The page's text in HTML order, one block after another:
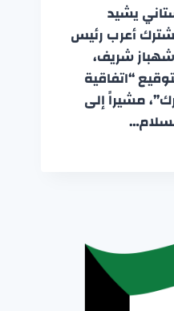
يشيد
أعرب رئيس
شهباز شريف،
“اتفاقية
مشيراً إلى